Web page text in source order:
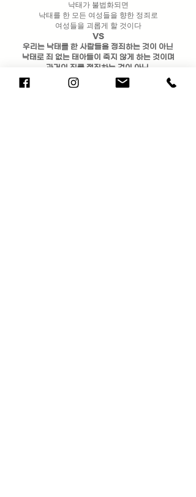
낙태가 불법화되면
낙태를 한 모든 여성들을 향한 정죄로
여성들을 괴롭게 할 것이다
VS
우리는 낙태를 한 사람들을 정죄하는 것이 아닌
낙태로 죄 없는 태아들이 죽지 않게 하는 것이며
과거의 죄를 정죄하는 것이 아닌,
미래에 죄를 짓지 않게 하는 것이다